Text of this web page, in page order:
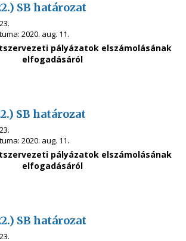
SB határozat
2020. aug. 11.
pályázatok elszámolásának
elfogadásáról
SB határozat
2020. aug. 11.
pályázatok elszámolásának
elfogadásáról
SB határozat